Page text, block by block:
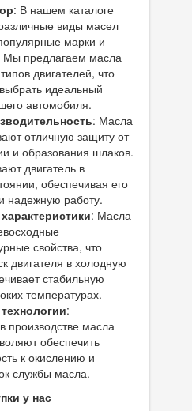
: В нашем каталоге
виды масел
марки и
предлагаем масла
двигателей, что
идеальный
автомобиля.
: Масла
отличную защиту от
и образования шлаков.
двигатель в
обеспечивая его
надежную работу.
: Масла
свойства, что
двигателя в холодную
стабильную
температурах.
:
производстве масла
обеспечить
к окислению и
службы масла.
у нас